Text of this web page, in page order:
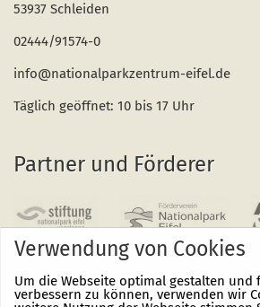
53937 Schleiden
02444/91574-0
info@nationalparkzentrum-eifel.de
Täglich geöffnet: 10 bis 17 Uhr
Partner und Förderer
Verwendung von Cookies
Um die Webseite optimal gestalten und
verbessern zu können, verwenden wir